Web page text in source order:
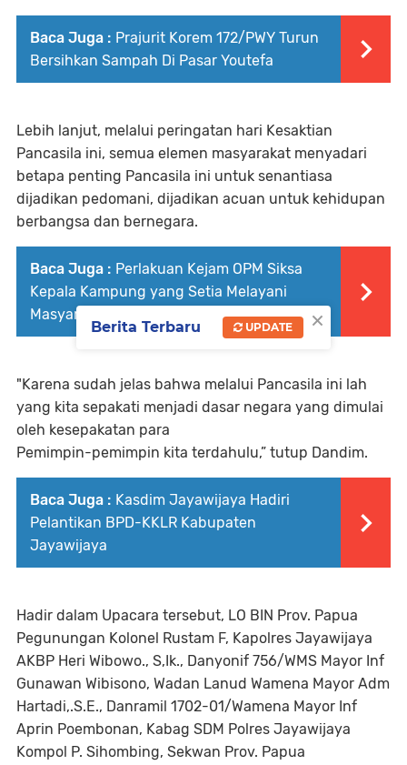
Baca Juga : Prajurit Korem 172/PWY Turun
Bersihkan Sampah Di Pasar Youtefa
Lebih lanjut, melalui peringatan hari Kesaktian
Pancasila ini, semua elemen masyarakat menyadari
betapa penting Pancasila ini untuk senantiasa
dijadikan pedomani, dijadikan acuan untuk kehidupan
berbangsa dan bernegara.
Baca Juga : Perlakuan Kejam OPM Siksa
Kepala Kampung yang Setia Melayani
Masyarakat Intan Jaya
"Karena sudah jelas bahwa melalui Pancasila ini lah
yang kita sepakati menjadi dasar negara yang dimulai
oleh kesepakatan para
Pemimpin-pemimpin kita terdahulu,” tutup Dandim.
Baca Juga : Kasdim Jayawijaya Hadiri
Pelantikan BPD-KKLR Kabupaten
Jayawijaya
Hadir dalam Upacara tersebut, LO BIN Prov. Papua
Pegunungan Kolonel Rustam F, Kapolres Jayawijaya
AKBP Heri Wibowo., S,Ik., Danyonif 756/WMS Mayor Inf
Gunawan Wibisono, Wadan Lanud Wamena Mayor Adm
Hartadi,.S.E., Danramil 1702-01/Wamena Mayor Inf
Aprin Poembonan, Kabag SDM Polres Jayawijaya
Kompol P. Sihombing, Sekwan Prov. Papua
×
Berita Terbaru UPDATE